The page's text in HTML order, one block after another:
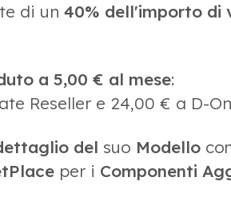
di un 40% dell'importo di
a 5,00 € al mese:
Reseller e 24,00 € a D-
del suo Modello
per i Componenti